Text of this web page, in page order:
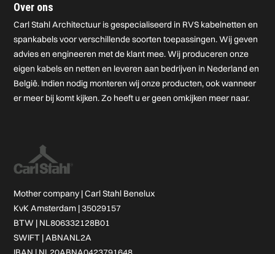
Over ons
Carl Stahl Architectuur is gespecialiseerd in RVS kabelnetten en
spankabels voor verschillende soorten toepassingen. Wij geven
advies en engineeren met de klant mee. Wij produceren onze
eigen kabels en netten en leveren aan bedrijven in Nederland en
België. Indien nodig monteren wij onze producten, ook wanneer
er meer bij komt kijken. Zo heeft u er geen omkijken meer naar.
Mother company |Carl Stahl Benelux
KvK Amsterdam | 35029157
BTW | NL806332128B01
SWIFT | ABNANL2A